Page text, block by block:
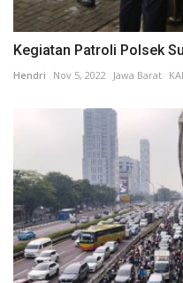
Kegiatan Patroli Polsek
Hendri Nov 5, 2022 Jawa Barat